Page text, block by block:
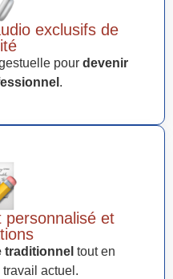
exclusifs de
pour devenir
.
personnalisé et
traditionnel tout en
actuel.